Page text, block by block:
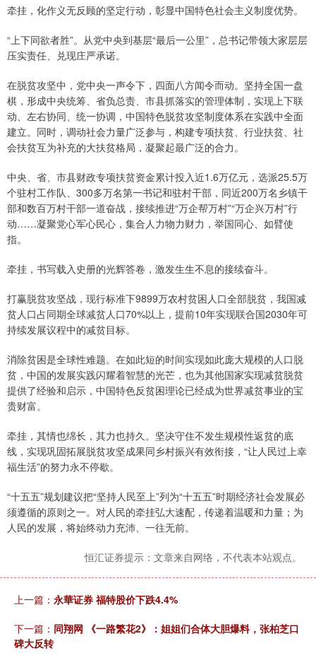
牵挂，化作义无反顾的坚定行动，彰显中国特色社会主义制度优势。
“上下同欲者胜”。从党中央到基层“最后一公里”，总书记带领大家层层
压实责任、兑现庄严承诺。
在脱贫攻坚中，党中央一声令下，四面八方闻令而动。坚持全国一盘
棋，形成中央统筹、省负总责、市县抓落实的管理体制，实现上下联
动、左右协同、统一协调，中国特色脱贫攻坚制度体系在实践中全面
建立。同时，调动社会力量广泛参与，构建专项扶贫、行业扶贫、社
会扶贫互为补充的大扶贫格局，凝聚起最广泛的合力。
中央、省、市县财政专项扶贫资金累计投入近1.6万亿元，选派25.5万
个驻村工作队、300多万名第一书记和驻村干部，同近200万名乡镇干
部和数百万村干部一道奋战，接续推进“万企帮万村”“万企兴万村”行
动……凝聚党心军心民心，集合人力物力财力，举国同心、如臂使
指。
牵挂，书写载入史册的光辉答卷，激发生生不息的接续奋斗。
打赢脱贫攻坚战，现行标准下9899万农村贫困人口全部脱贫，我国减
贫人口占同期全球减贫人口70%以上，提前10年实现联合国2030年可
持续发展议程中的减贫目标。
消除贫困是全球性难题。在如此短的时间实现如此庞大规模的人口脱
贫，中国的发展实践闪耀着智慧的光芒，也为其他国家实现减贫脱贫
提供了经验和启示，中国特色反贫困理论已经成为世界减贫事业的宝
贵财富。
牵挂，其情也绵长，其力也持久。坚决守住不发生规模性返贫的底
线，实现巩固拓展脱贫攻坚成果同乡村振兴有效衔接，“让人民过上幸
福生活”的努力永不停歇。
“十五五”规划建议把“坚持人民至上”列为“十五五”时期经济社会发展必
须遵循的原则之一。对人民的牵挂弘大速配，传递着温暖和力量；为
人民的发展，将始终动力充沛、一往无前。
恒汇证券提示：文章来自网络，不代表本站观点。
上一篇： 永華证券 福特股价下跌4.4%
下一篇： 同翔网 《一路繁花2》：姐姐们合体大胆爆料，张柏芝口
碑大反转